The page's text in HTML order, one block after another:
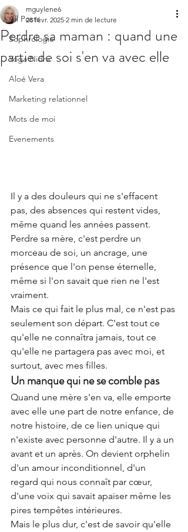
All Posts
Sophrologie
Yoga Nidra
Aloé Vera
Marketing relationnel
Mots de moi
Evenements
Perdre sa maman : quand une
partie de soi s'en va avec elle
mguylene6
28 févr. 2025 2 min de lecture
Il y a des douleurs qui ne s'effacent
pas, des absences qui restent vides,
même quand les années passent.
Perdre sa mère, c'est perdre un
morceau de soi, un ancrage, une
présence que l'on pense éternelle,
même si l'on savait que rien ne l'est
vraiment.
Mais ce qui fait le plus mal, ce n'est pas
seulement son départ. C'est tout ce
qu'elle ne connaîtra jamais, tout ce
qu'elle ne partagera pas avec moi, et
surtout, avec mes filles.
Un manque qui ne se comble pas
Quand une mère s'en va, elle emporte
avec elle une part de notre enfance, de
notre histoire, de ce lien unique qui
n'existe avec personne d'autre. Il y a un
avant et un après. On devient orphelin
d'un amour inconditionnel, d'un
regard qui nous connaît par cœur,
d'une voix qui savait apaiser même les
pires tempêtes intérieures.
Mais le plus dur, c'est de savoir qu'elle